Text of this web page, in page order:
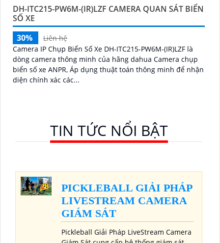
DH-ITC215-PW6M-(IR)LZF CAMERA QUAN SÁT BIỂN
SỐ XE
30%
Liên hệ
Camera IP Chụp Biển Số Xe DH-ITC215-PW6M-(IR)LZF là
dòng camera thông minh của hãng dahua Camera chụp
biển số xe ANPR, Áp dụng thuật toán thông minh để nhận
diện chính xác các...
TIN TỨC NỔI BẬT
PICKLEBALL GIẢI PHÁP
LIVESTREAM CAMERA
GIÁM SÁT
Pickleball Giải Pháp LiveStream Camera